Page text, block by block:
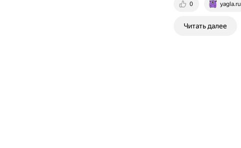
0 yagla.ru
Читать далее